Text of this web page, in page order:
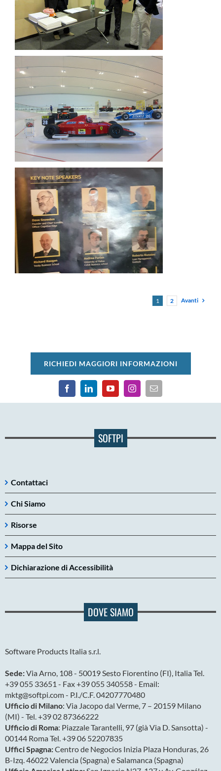
1 2 Avanti
RICHIEDI MAGGIORI INFORMAZIONI
SOFTPI
Contattaci
Chi Siamo
Risorse
Mappa del Sito
Dichiarazione di Accessibilità
DOVE SIAMO
Software Products Italia s.r.l.
Sede:Via Arno, 108 - 50019 Sesto Fiorentino (FI), Italia Tel.
+39 055 33651 - Fax +39 055 340558 - Email:
mktg@softpi.com - P.I./C.F. 04207770480
Ufficio di Milano: Via Jacopo dal Verme, 7 – 20159 Milano
(MI) - Tel. +39 02 87366222
Ufficio di Roma: Piazzale Tarantelli, 97 (già Via D. Sansotta) -
00144 Roma Tel. +39 06 52207835
Uffici Spagna:Centro de Negocios Inizia Plaza Honduras, 26
B-Izq. 46022 Valencia (Spagna) e Salamanca (Spagna)